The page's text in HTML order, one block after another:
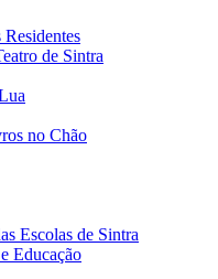
de Sintra
no Chão
Escolas de Sintra
Educação